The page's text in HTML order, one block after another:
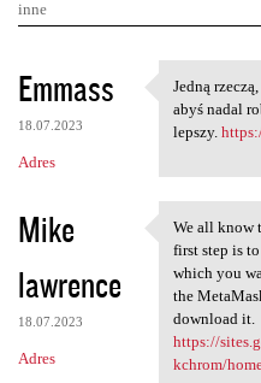
inne
K
o
m
e
n
t
a
r
z
Emmass
18.07.2023
Adres
Jedną
Jedną
abyś nadal
lepszy.
Mike
lawrence
18.07.2023
Adres
We all
We all know
first step is
which you
the
download it.
https://
kchrom/